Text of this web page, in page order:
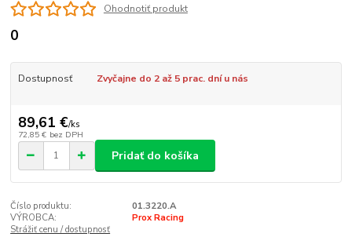
Ohodnotiť produkt
0
Dostupnosť Zvyčajne do 2 až 5 prac. dní u nás
89,61 €/ks
72,85 € bez DPH
Pridať do košíka
Číslo produktu:
01.3220.A
VÝROBCA:
Prox Racing
Strážiť cenu / dostupnosť